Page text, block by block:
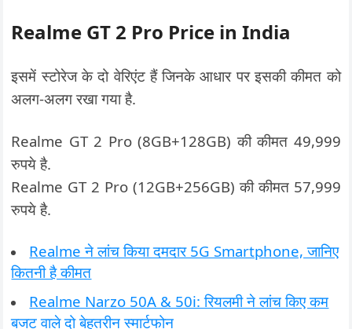
Realme GT 2 Pro Price in India
इसमें स्टोरेज के दो वेरिएंट हैं जिनके आधार पर इसकी कीमत को
अलग-अलग रखा गया है.
Realme GT 2 Pro (8GB+128GB) की कीमत 49,999
रुपये है.
Realme GT 2 Pro (12GB+256GB) की कीमत 57,999
रुपये है.
Realme ने लांच किया दमदार 5G Smartphone, जानिए
कितनी है कीमत
Realme Narzo 50A & 50i: रियलमी ने लांच किए कम
बजट वाले दो बेहतरीन स्मार्टफोन